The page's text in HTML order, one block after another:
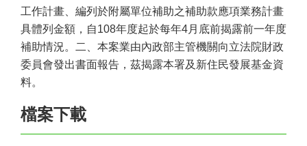
工作計畫、編列於附屬單位補助之補助款應項業務計畫
具體列金額，自108年度起於每年4月底前揭露前一年度
補助情況。二、本案業由內政部主管機關向立法院財政
委員會發出書面報告，茲揭露本署及新住民發展基金資
料。
檔案下載